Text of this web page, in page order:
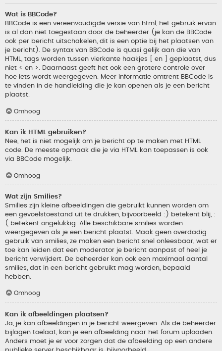
Wat is BBCode?
BBCode is een vereenvoudigde versie van html, het gebruik ervan
is al dan niet toegestaan door de beheerder (je kan de BBCode
ook per bericht uitschakelen, dit is een optie bij het plaatsen van
je bericht). De syntax van BBCode is quasi gelijk aan die van
HTML, tags worden tussen vierkante haakjes [ en ] geplaatst, dus
niet < en >. Daarnaast geeft het ook een grotere controle over
hoe iets wordt weergegeven. Meer informatie omtrent BBCode is
te vinden in de handleiding die je kan openen als je een bericht
plaatst.
Omhoog
Kan ik HTML gebruiken?
Nee, het is niet mogelijk om je bericht op te maken met HTML
code. De meeste opmaak die je via HTML kan toepassen is ook
via BBCode mogelijk.
Omhoog
Wat zijn Smilies?
Smilies zijn kleine afbeeldingen die gebruikt kunnen worden om
een gevoelstoestand uit te drukken, bijvoorbeeld :) betekent blij, :
( betekent ongelukkig. Alle beschikbare smilies worden
weergegeven als je een bericht plaatst. Maak geen overdadig
gebruik van smilies, ze maken een bericht snel onleesbaar, wat er
toe kan leiden dat een moderator je bericht aanpast of heel je
bericht verwijdert. De beheerder kan ook een maximaal aantal
smilies, dat in een bericht gebruikt mag worden, bepaald
hebben.
Omhoog
Kan ik afbeeldingen plaatsen?
Ja, je kan afbeeldingen in je bericht weergeven. Als de beheerder
bijlagen toelaat, kan je een afbeelding naar het forum uploaden.
Anders moet je er voor zorgen dat de afbeelding op een andere